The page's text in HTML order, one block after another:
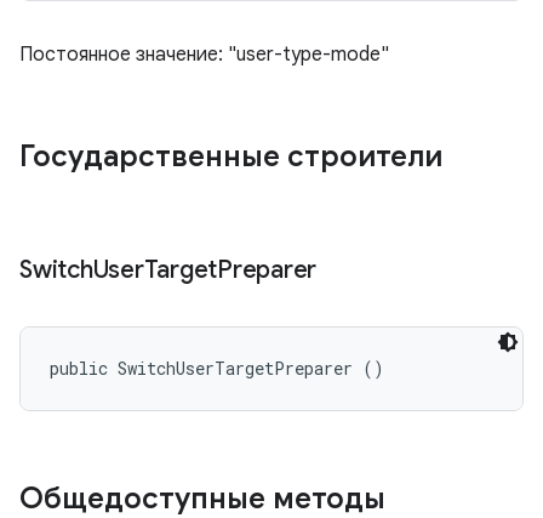
Постоянное значение: "user-type-mode"
Государственные строители
SwitchUserTargetPreparer
public SwitchUserTargetPreparer ()
Общедоступные методы